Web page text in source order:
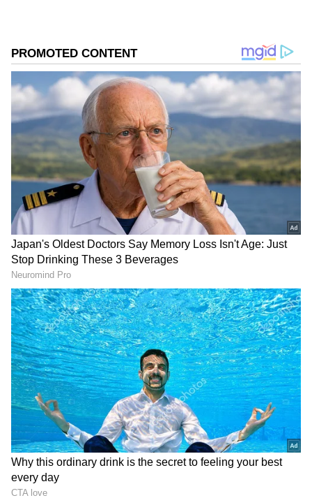
Also Read:Rajya Sabha: హిమాచల్‌లో బలం
లేకున్నా సీటు గెలిచిన బీజేపీ.. క్రాస్ ఓటింగే కాదు..
DOWNLOAD APP
RECOMMENDED STORIES